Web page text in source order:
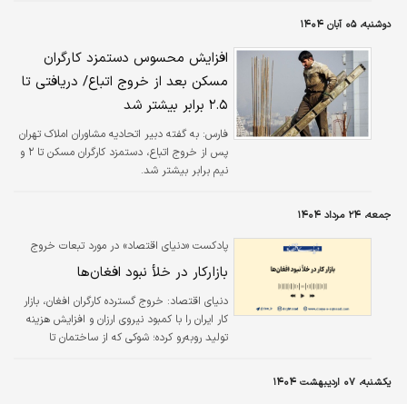
دوشنبه، ۰۵ آبان ۱۴۰۴
افزایش محسوس دستمزد کارگران
مسکن بعد از خروج اتباع/ دریافتی تا
۲.۵ برابر بیشتر شد
فارس: به گفته دبیر اتحادیه مشاوران املاک تهران
پس از خروج اتباع، دستمزد کارگران مسکن تا ۲ و
نیم برابر بیشتر شد.
جمعه، ۲۴ مرداد ۱۴۰۴
پادکست «دنیای اقتصاد» در مورد تبعات خروج
گسترده مهاجران غیرقانونی؛
بازارکار در خلأ نبود افغان‌ها
دنیای اقتصاد: خروج گسترده کارگران افغان، بازار
کار ایران را با کمبود نیروی ارزان و افزایش هزینه
تولید روبه‌رو کرده؛ شوکی که از ساختمان تا
یکشنبه، ۰۷ اردیبهشت ۱۴۰۴